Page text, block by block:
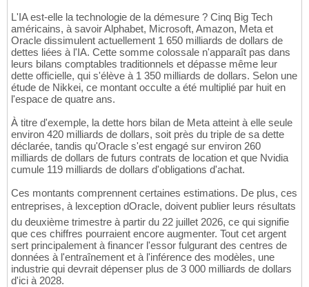
L'IA est-elle la technologie de la démesure ? Cinq Big Tech
américains, à savoir Alphabet, Microsoft, Amazon, Meta et
Oracle dissimulent actuellement 1 650 milliards de dollars de
dettes liées à l'IA. Cette somme colossale n'apparaît pas dans
leurs bilans comptables traditionnels et dépasse même leur
dette officielle, qui s'élève à 1 350 milliards de dollars. Selon une
étude de Nikkei, ce montant occulte a été multiplié par huit en
l'espace de quatre ans.
À titre d'exemple, la dette hors bilan de Meta atteint à elle seule
environ 420 milliards de dollars, soit près du triple de sa dette
déclarée, tandis qu'Oracle s'est engagé sur environ 260
milliards de dollars de futurs contrats de location et que Nvidia
cumule 119 milliards de dollars d'obligations d'achat.
Ces montants comprennent certaines estimations. De plus, ces
entreprises, à lexception dOracle, doivent publier leurs résultats
du deuxième trimestre à partir du 22 juillet 2026, ce qui signifie
que ces chiffres pourraient encore augmenter. Tout cet argent
sert principalement à financer l'essor fulgurant des centres de
données à l'entraînement et à l'inférence des modèles, une
industrie qui devrait dépenser plus de 3 000 milliards de dollars
d'ici à 2028.